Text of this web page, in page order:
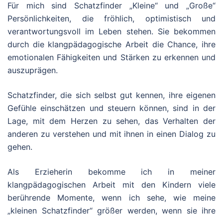
Für mich sind Schatzfinder „Kleine“ und „Große“
Persönlichkeiten, die fröhlich, optimistisch und
verantwortungsvoll im Leben stehen. Sie bekommen
durch die klangpädagogische Arbeit die Chance, ihre
emotionalen Fähigkeiten und Stärken zu erkennen und
auszuprägen.
Schatzfinder, die sich selbst gut kennen, ihre eigenen
Gefühle einschätzen und steuern können, sind in der
Lage, mit dem Herzen zu sehen, das Verhalten der
anderen zu verstehen und mit ihnen in einen Dialog zu
gehen.
Als Erzieherin bekomme ich in meiner
klangpädagogischen Arbeit mit den Kindern viele
berührende Momente, wenn ich sehe, wie meine
„kleinen Schatzfinder“ größer werden, wenn sie ihre